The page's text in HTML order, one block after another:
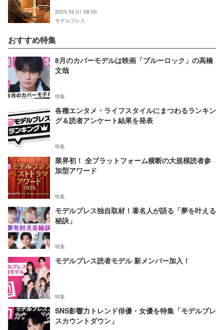
2025.02.01 08:00
モデルプレス
おすすめ特集
8月のカバーモデルは映画「ブルーロック」の高橋
文哉
特集
各種エンタメ・ライフスタイルにまつわるランキン
グ＆読者アンケート結果を発表
特集
業界初！ 全プラットフォーム横断の大規模読者参
加型アワード
特集
モデルプレス独自取材！著名人が語る「夢を叶える
秘訣」
特集
モデルプレス読者モデル 新メンバー加入！
特集
SNS影響力トレンド俳優・女優を特集「モデルプレ
スカウントダウン」